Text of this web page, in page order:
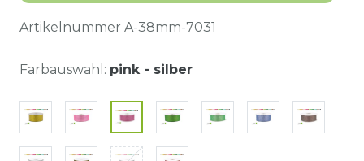
Artikelnummer A-38mm-7031
Farbauswahl: pink - silber